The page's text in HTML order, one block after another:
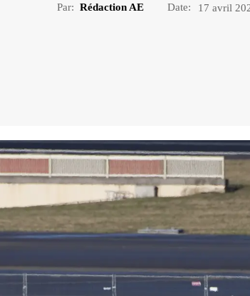
Par: Rédaction AE Date: 17 avril